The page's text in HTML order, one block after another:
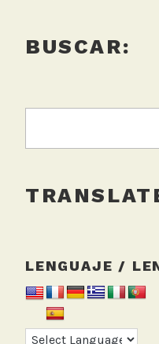
BUSCAR:
LENGUAJE /